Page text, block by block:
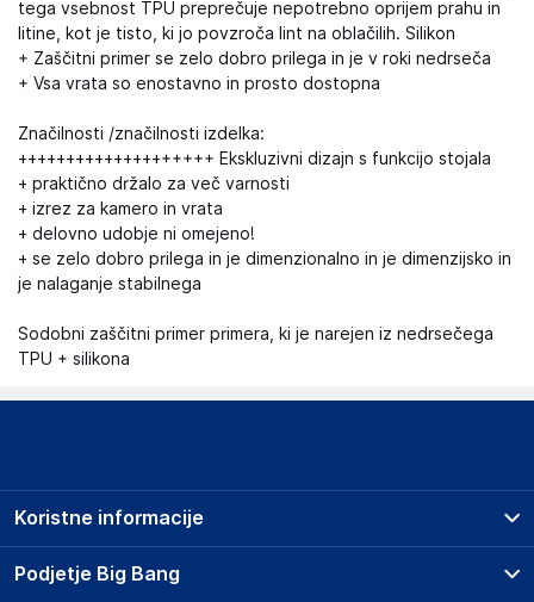
tega vsebnost TPU preprečuje nepotrebno oprijem prahu in
litine, kot je tisto, ki jo povzroča lint na oblačilih. Silikon
+ Zaščitni primer se zelo dobro prilega in je v roki nedrseča
+ Vsa vrata so enostavno in prosto dostopna
Značilnosti /značilnosti izdelka:
++++++++++++++++++++ Ekskluzivni dizajn s funkcijo stojala
+ praktično držalo za več varnosti
+ izrez za kamero in vrata
+ delovno udobje ni omejeno!
+ se zelo dobro prilega in je dimenzionalno in je dimenzijsko in
je nalaganje stabilnega
Sodobni zaščitni primer primera, ki je narejen iz nedrsečega
TPU + silikona
Podjetje Big Bang
Koristne informacije
Prodajna mesta